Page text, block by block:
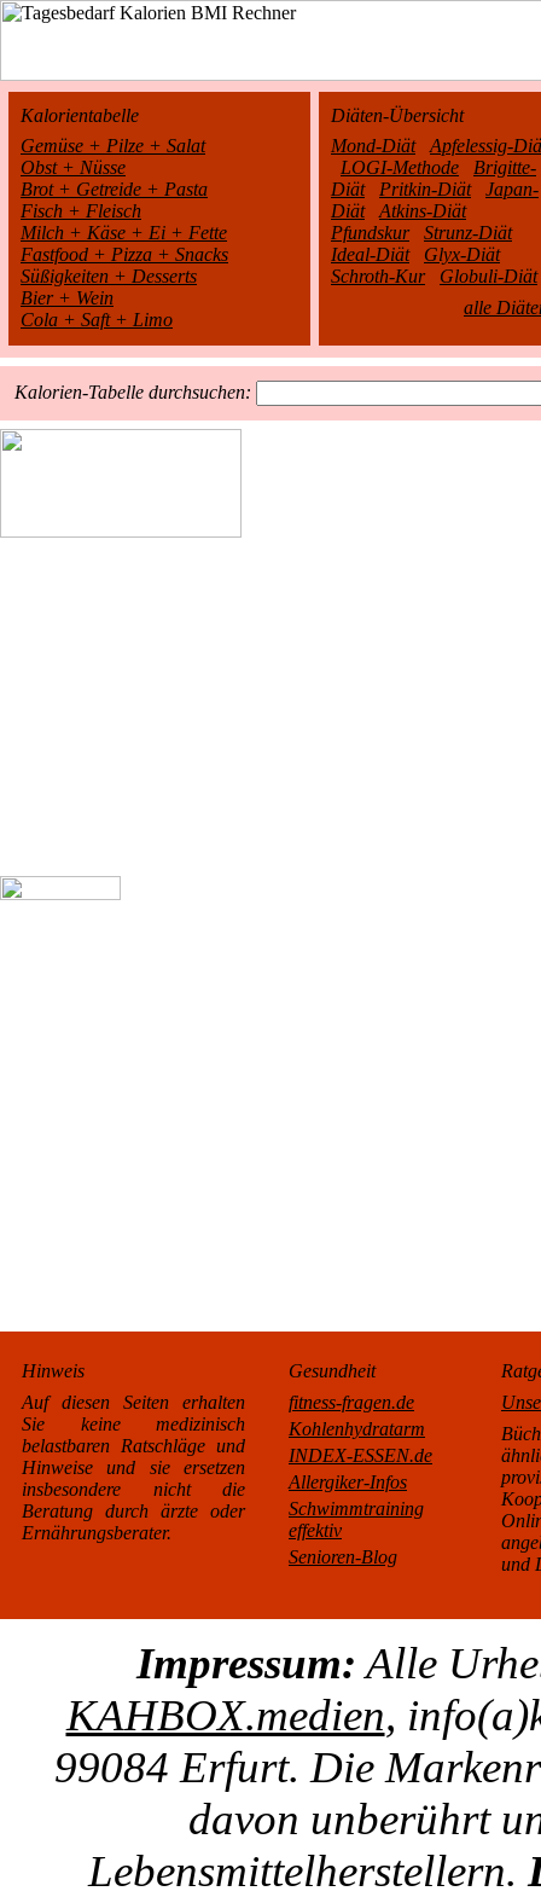
Kalorientabelle
Gemüse + Pilze + Salat
Obst + Nüsse
Brot + Getreide + Pasta
Fisch + Fleisch
Milch + Käse + Ei + Fette
Fastfood + Pizza + Snacks
Süßigkeiten + Desserts
Bier + Wein
Cola + Saft + Limo
Diäten-Übersicht
Mond-Diät
Apfelessig-
LOGI-Methode
Brigitte-
Diät
Pritkin-Diät
Japan-
Diät
Atkins-Diät
Pfundskur
Strunz-Diät
Ideal-Diät
Glyx-Diät
Schroth-Kur
Globuli-Diät
alle
Kalorien-Tabelle durchsuchen:
Hinweis
Auf diesen Seiten erhalten
Sie keine medizinisch
belastbaren Ratschläge und
Hinweise und sie ersetzen
insbesondere nicht die
Beratung durch ärzte oder
Ernährungsberater.
Gesundheit
fitness-fragen.de
Kohlenhydratarm
INDEX-ESSEN.de
Allergiker-Infos
Schwimmtraining
effektiv
Senioren-Blog
und
Impressum: Alle
KAHBOX.medien,
99084 Erfurt. Die
davon unberührt
Lebensmittelherstellern.